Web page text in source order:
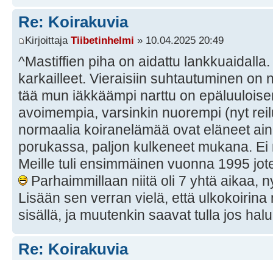
Re: Koirakuvia
Kirjoittaja Tiibetinhelmi » 10.04.2025 20:49
^Mastiffien piha on aidattu
karkailleet. Vieraisiin suhtautuminen on
tää mun iäkkäämpi narttu on
avoimempia, varsinkin nuorempi (nyt
normaalia koiranelämää ovat eläneet
porukassa, paljon kulkeneet mukana.
Meille tuli ensimmäinen vuonna 1995
Parhaimmillaan niitä oli 7 yhtä aikaa,
Lisään sen verran vielä, että ulkokoirina
sisällä, ja muutenkin saavat tulla jos
Re: Koirakuvia